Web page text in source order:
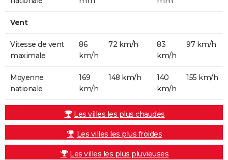
Vent
Vitesse de vent
maximale
86
km/h
72 km/h
83
km/h
97 km/h
Moyenne
nationale
169
km/h
148 km/h
140
km/h
155 km/h
Les villes les plus chaudes
Les villes les plus froides
Les villes les plus pluvieuses